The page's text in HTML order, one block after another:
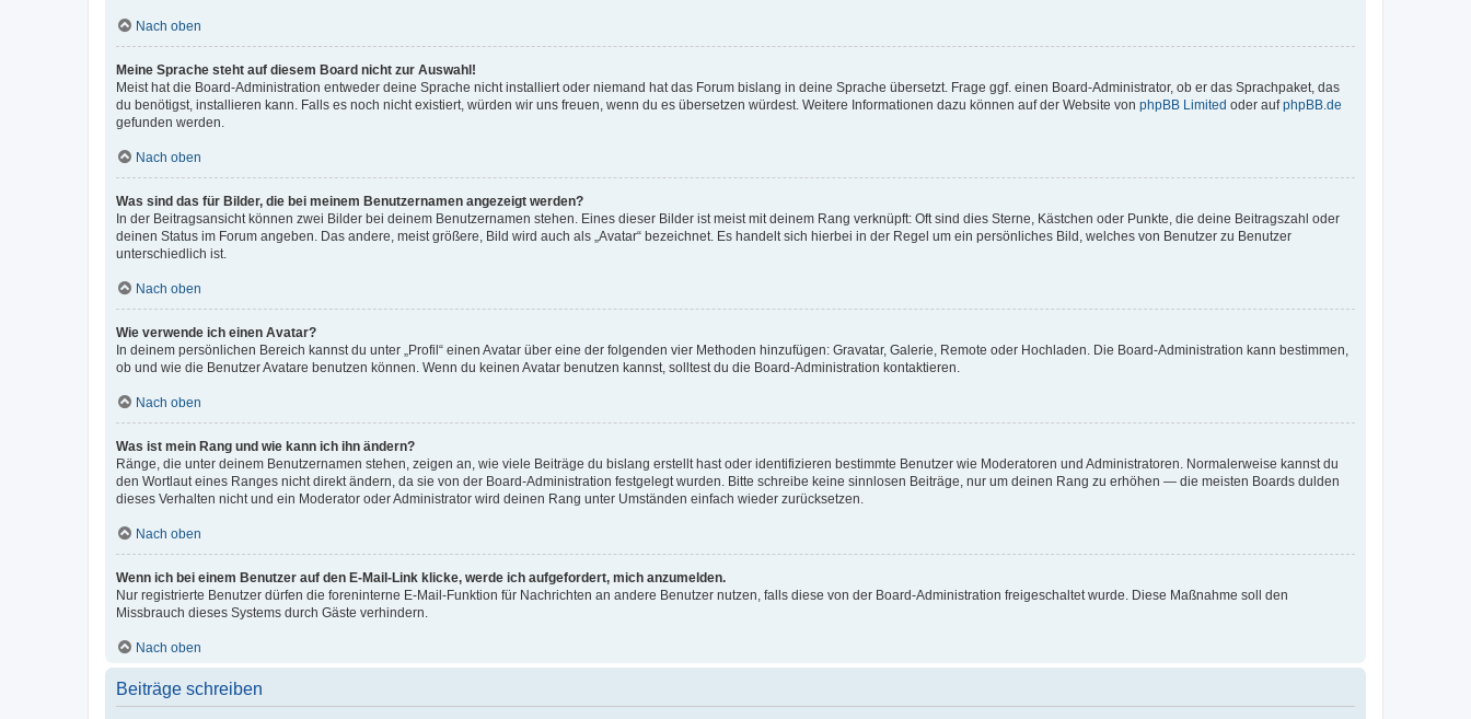
Nach oben
Meine Sprache steht auf diesem Board nicht zur Auswahl!
Meist hat die Board-Administration entweder deine Sprache nicht installiert oder niemand hat das Forum bislang in deine Sprache übersetzt. Frage ggf. einen Board-Administrator, ob er das Sprachpaket, das
du benötigst, installieren kann. Falls es noch nicht existiert, würden wir uns freuen, wenn du es übersetzen würdest. Weitere Informationen dazu können auf der Website von phpBB Limited oder aufphpBB.de
gefunden werden.
Nach oben
Was sind das für Bilder, die bei meinem Benutzernamen angezeigt werden?
In der Beitragsansicht können zwei Bilder bei deinem Benutzernamen stehen. Eines dieser Bilder ist meist mit deinem Rang verknüpft: Oft sind dies Sterne, Kästchen oder Punkte, die deine Beitragszahl oder
deinen Status im Forum angeben. Das andere, meist größere, Bild wird auch als „Avatar“ bezeichnet. Es handelt sich hierbei in der Regel um ein persönliches Bild, welches von Benutzer zu Benutzer
unterschiedlich ist.
Nach oben
Wie verwende ich einen Avatar?
In deinem persönlichen Bereich kannst du unter „Profil“ einen Avatar über eine der folgenden vier Methoden hinzufügen: Gravatar, Galerie, Remote oder Hochladen. Die Board-Administration kann bestimmen,
ob und wie die Benutzer Avatare benutzen können. Wenn du keinen Avatar benutzen kannst, solltest du die Board-Administration kontaktieren.
Nach oben
Was ist mein Rang und wie kann ich ihn ändern?
Ränge, die unter deinem Benutzernamen stehen, zeigen an, wie viele Beiträge du bislang erstellt hast oder identifizieren bestimmte Benutzer wie Moderatoren und Administratoren. Normalerweise kannst du
den Wortlaut eines Ranges nicht direkt ändern, da sie von der Board-Administration festgelegt wurden. Bitte schreibe keine sinnlosen Beiträge, nur um deinen Rang zu erhöhen — die meisten Boards dulden
dieses Verhalten nicht und ein Moderator oder Administrator wird deinen Rang unter Umständen einfach wieder zurücksetzen.
Nach oben
Wenn ich bei einem Benutzer auf den E-Mail-Link klicke, werde ich aufgefordert, mich anzumelden.
Nur registrierte Benutzer dürfen die foreninterne E-Mail-Funktion für Nachrichten an andere Benutzer nutzen, falls diese von der Board-Administration freigeschaltet wurde. Diese Maßnahme soll den
Missbrauch dieses Systems durch Gäste verhindern.
Nach oben
Beiträge schreiben